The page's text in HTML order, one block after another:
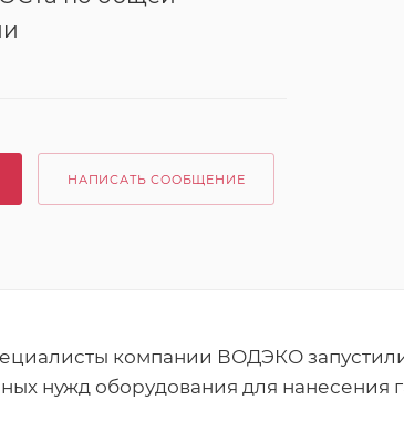
НАПИСАТЬ СООБЩЕНИЕ
компании ВОДЭКО
нужд оборудования для нанесения